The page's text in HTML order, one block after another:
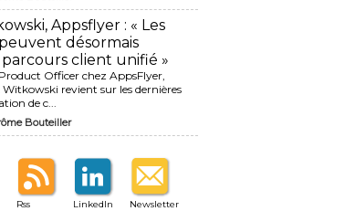
Appsflyer : « Les
désormais
client unifié »
Officer chez AppsFlyer,
revient sur les dernières
de c...
Bouteiller
Rss LinkedIn Newsletter